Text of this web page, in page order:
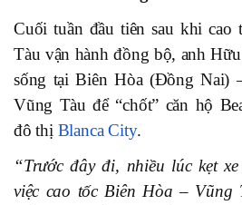
Cuối tuần đầu tiên sau khi
Tàu vận hành đồng bộ, anh
sống tại Biên Hòa (Đồng Nai)
Vũng Tàu để “chốt” căn hộ
đô thị Blanca City.
“Trước đây đi, nhiều lúc kẹt
việc cao tốc Biên Hòa – Vũng